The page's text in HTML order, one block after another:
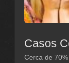
Casos
Cerca de